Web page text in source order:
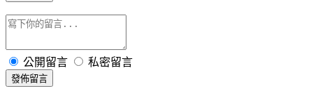
公開留言 私密留言
發佈留言